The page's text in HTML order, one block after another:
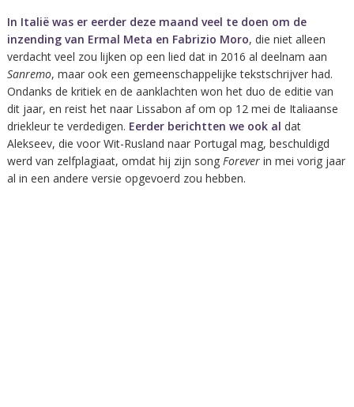
In Italië was er eerder deze maand veel te doen om de
inzending van Ermal Meta en Fabrizio Moro, die niet alleen
verdacht veel zou lijken op een lied dat in 2016 al deelnam aan
Sanremo, maar ook een gemeenschappelijke tekstschrijver had.
Ondanks de kritiek en de aanklachten won het duo de editie van
dit jaar, en reist het naar Lissabon af om op 12 mei de Italiaanse
driekleur te verdedigen. Eerder berichtten we ook al dat
Alekseev, die voor Wit-Rusland naar Portugal mag, beschuldigd
werd van zelfplagiaat, omdat hij zijn song Forever in mei vorig jaar
al in een andere versie opgevoerd zou hebben.